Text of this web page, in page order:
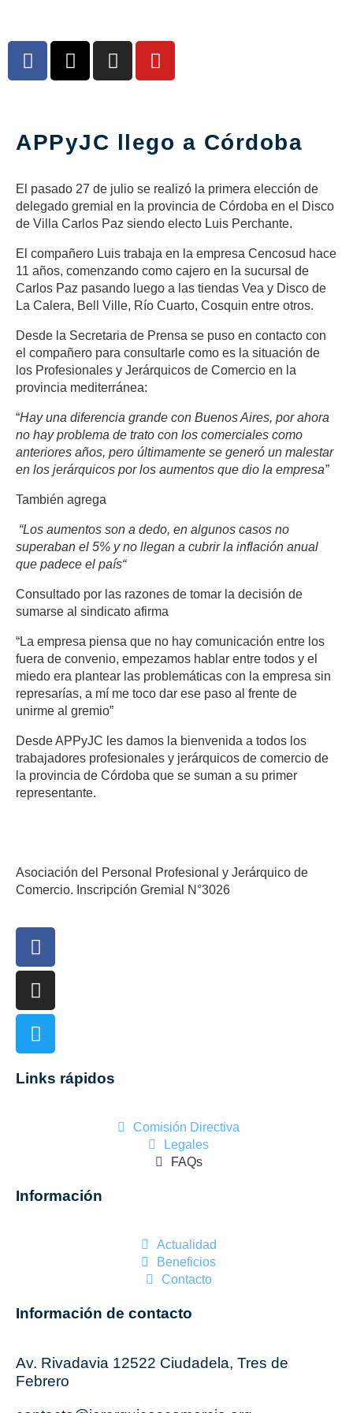
APPyJC llego a Córdoba
El pasado 27 de julio se realizó la primera elección de
delegado gremial en la provincia de Córdoba en el Disco
de Villa Carlos Paz siendo electo Luis Perchante.
El compañero Luis trabaja en la empresa Cencosud hace
11 años, comenzando como cajero en la sucursal de
Carlos Paz pasando luego a las tiendas Vea y Disco de
La Calera, Bell Ville, Río Cuarto, Cosquin entre otros.
Desde la Secretaria de Prensa se puso en contacto con
el compañero para consultarle como es la situación de
los Profesionales y Jerárquicos de Comercio en la
provincia mediterránea:
“Hay una diferencia grande con Buenos Aires, por ahora
no hay problema de trato con los comerciales como
anteriores años, pero últimamente se generó un malestar
en los jerárquicos por los aumentos que dio la empresa”
También agrega
“Los aumentos son a dedo, en algunos casos no
superaban el 5% y no llegan a cubrir la inflación anual
que padece el país“
Consultado por las razones de tomar la decisión de
sumarse al sindicato afirma
“La empresa piensa que no hay comunicación entre los
fuera de convenio, empezamos hablar entre todos y el
miedo era plantear las problemáticas con la empresa sin
represarías, a mí me toco dar ese paso al frente de
unirme al gremio”
Desde APPyJC les damos la bienvenida a todos los
trabajadores profesionales y jerárquicos de comercio de
la provincia de Córdoba que se suman a su primer
representante.
Asociación del Personal Profesional y Jerárquico de
Comercio. Inscripción Gremial N°3026
Links rápidos
Comisión Directiva
Legales
FAQs
Información
Actualidad
Beneficios
Contacto
Información de contacto
Av. Rivadavia 12522 Ciudadela, Tres de
Febrero